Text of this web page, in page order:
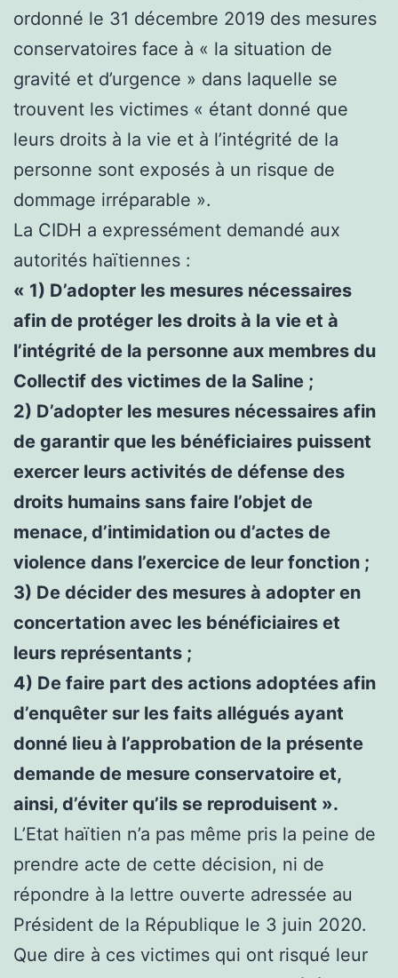
ordonné le 31 décembre 2019 des mesures
conservatoires face à « la situation de
gravité et d’urgence » dans laquelle se
trouvent les victimes « étant donné que
leurs droits à la vie et à l’intégrité de la
personne sont exposés à un risque de
dommage irréparable ».
La CIDH a expressément demandé aux
autorités haïtiennes :
« 1) D’adopter les mesures nécessaires
afin de protéger les droits à la vie et à
l’intégrité de la personne aux membres du
Collectif des victimes de la Saline ;
2) D’adopter les mesures nécessaires afin
de garantir que les bénéficiaires puissent
exercer leurs activités de défense des
droits humains sans faire l’objet de
menace, d’intimidation ou d’actes de
violence dans l’exercice de leur fonction ;
3) De décider des mesures à adopter en
concertation avec les bénéficiaires et
leurs représentants ;
4) De faire part des actions adoptées afin
d’enquêter sur les faits allégués ayant
donné lieu à l’approbation de la présente
demande de mesure conservatoire et,
ainsi, d’éviter qu’ils se reproduisent ».
L’Etat haïtien n’a pas même pris la peine de
prendre acte de cette décision, ni de
répondre à la lettre ouverte adressée au
Président de la République le 3 juin 2020.
Que dire à ces victimes qui ont risqué leur